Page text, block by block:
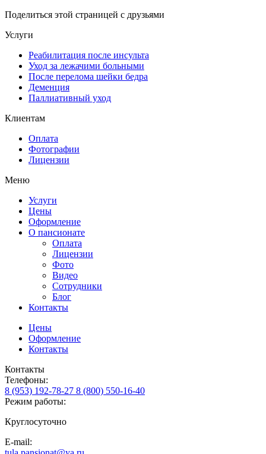
Поделиться этой страницей с друзьями
Услуги
Реабилитация после инсульта
Уход за лежачими больными
После перелома шейки бедра
Деменция
Паллиативный уход
Клиентам
Оплата
Фотографии
Лицензии
Меню
Услуги
Цены
Оформление
О пансионате
Оплата
Лицензии
Фото
Видео
Сотрудники
Блог
Контакты
Цены
Оформление
Контакты
Контакты
Телефоны:
8 (953) 192-78-27 8 (800) 550-16-40
Режим работы:
Круглосуточно
E-mail: